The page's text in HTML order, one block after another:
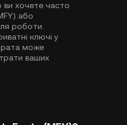
хочете часто
або
роботи.
ключі у
може
ваших